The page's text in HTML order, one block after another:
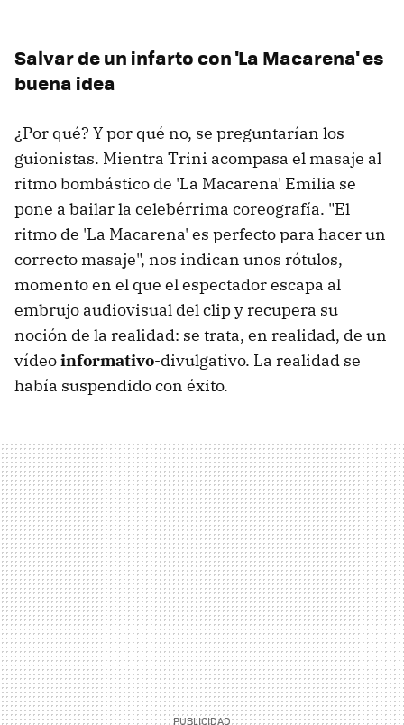
Salvar de un infarto con 'La Macarena' es
buena idea
¿Por qué? Y por qué no, se preguntarían los
guionistas. Mientra Trini acompasa el masaje al
ritmo bombástico de 'La Macarena' Emilia se
pone a bailar la celebérrima coreografía. "El
ritmo de 'La Macarena' es perfecto para hacer un
correcto masaje", nos indican unos rótulos,
momento en el que el espectador escapa al
embrujo audiovisual del clip y recupera su
noción de la realidad: se trata, en realidad, de un
vídeoinformativo-divulgativo. La realidad se
había suspendido con éxito.